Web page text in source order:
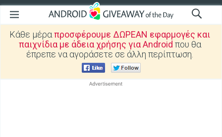
Κάθε μέραπροσφέρουμε ΔΩΡΕΑΝ εφαρμογές και
παιχνίδια με άδεια χρήσης για Android που θα
έπρεπε να αγοράσετε σε άλλη περίπτωση.